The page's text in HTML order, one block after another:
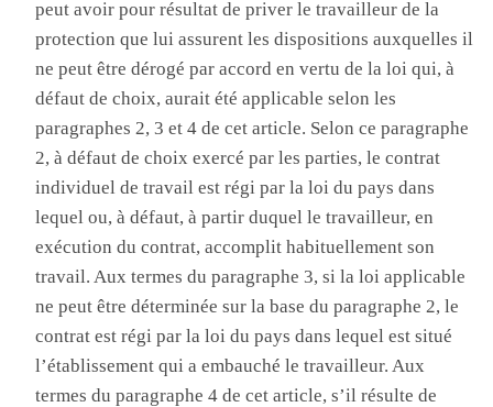
peut avoir pour résultat de priver le travailleur de la
protection que lui assurent les dispositions auxquelles il
ne peut être dérogé par accord en vertu de la loi qui, à
défaut de choix, aurait été applicable selon les
paragraphes 2, 3 et 4 de cet article. Selon ce paragraphe
2, à défaut de choix exercé par les parties, le contrat
individuel de travail est régi par la loi du pays dans
lequel ou, à défaut, à partir duquel le travailleur, en
exécution du contrat, accomplit habituellement son
travail. Aux termes du paragraphe 3, si la loi applicable
ne peut être déterminée sur la base du paragraphe 2, le
contrat est régi par la loi du pays dans lequel est situé
l’établissement qui a embauché le travailleur. Aux
termes du paragraphe 4 de cet article, s’il résulte de